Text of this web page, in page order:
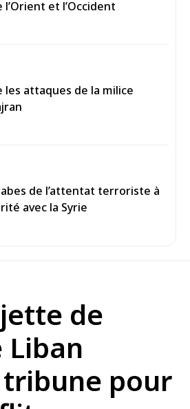
et l’Occident
les attaques de la milice
de l’attentat terroriste à
avec la Syrie
de
Liban
pour